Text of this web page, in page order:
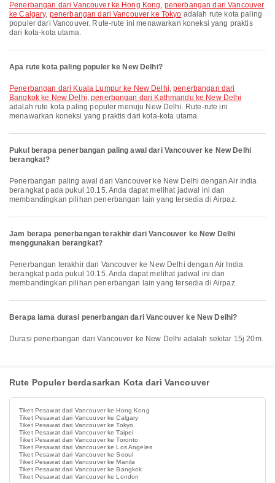
penerbangan dari Vancouver ke Hong Kong, penerbangan dari Vancouver
ke Calgary, penerbangan dari Vancouver ke Tokyo adalah rute kota paling
populer dari Vancouver. Rute-rute ini menawarkan koneksi yang praktis
dari kota-kota utama.
Apa rute kota paling populer ke New Delhi?
penerbangan dari Kuala Lumpur ke New Delhi,penerbangan dari
Bangkok ke New Delhi,penerbangan dari Kathmandu ke New Delhi
adalah rute kota paling populer menuju New Delhi. Rute-rute ini
menawarkan koneksi yang praktis dari kota-kota utama.
Pukul berapa penerbangan paling awal dari Vancouver ke New Delhi
berangkat?
Penerbangan paling awal dari Vancouver ke New Delhi dengan Air India
berangkat pada pukul 10.15. Anda dapat melihat jadwal ini dan
membandingkan pilihan penerbangan lain yang tersedia di Airpaz.
Jam berapa penerbangan terakhir dari Vancouver ke New Delhi
menggunakan berangkat?
Penerbangan terakhir dari Vancouver ke New Delhi dengan Air India
berangkat pada pukul 10.15. Anda dapat melihat jadwal ini dan
membandingkan pilihan penerbangan lain yang tersedia di Airpaz.
Berapa lama durasi penerbangan dari Vancouver ke New Delhi?
Durasi penerbangan dari Vancouver ke New Delhi adalah sekitar 15j 20m.
Rute Populer berdasarkan Kota dari Vancouver
Tiket Pesawat dari Vancouver ke Hong Kong
Tiket Pesawat dari Vancouver ke Calgary
Tiket Pesawat dari Vancouver ke Tokyo
Tiket Pesawat dari Vancouver ke Taipei
Tiket Pesawat dari Vancouver ke Toronto
Tiket Pesawat dari Vancouver ke Los Angeles
Tiket Pesawat dari Vancouver ke Seoul
Tiket Pesawat dari Vancouver ke Manila
Tiket Pesawat dari Vancouver ke Bangkok
Tiket Pesawat dari Vancouver ke London